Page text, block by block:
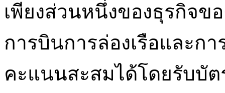
เพียงส่วนหนึ่งของธุรกิจข
การบินการล่องเรือและก
คะแนนสะสมได้โดยรับบั